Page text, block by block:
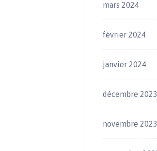
mars 2024
février 2024
janvier 2024
décembre 2023
novembre 2023